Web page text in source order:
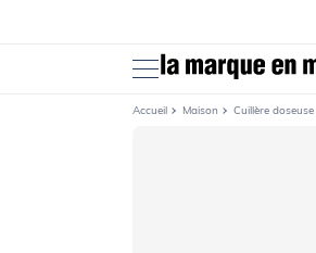
Accueil Maison Cuillère doseuse